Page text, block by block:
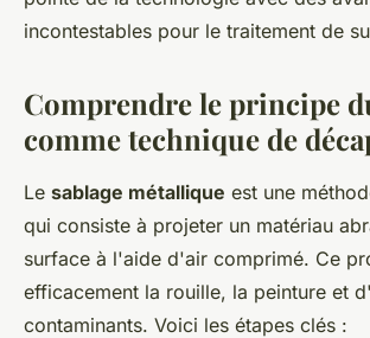
incontestables pour le traitement de
Comprendre le principe
comme technique de
Le sablage métallique est une
qui consiste à projeter un matériau
surface à l'aide d'air comprimé. Ce
efficacement la rouille, la peinture et
contaminants. Voici les étapes clés :